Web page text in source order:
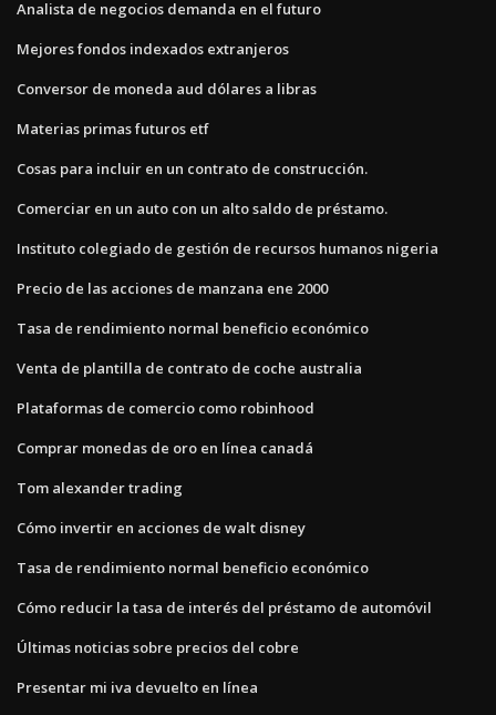
Analista de negocios demanda en el futuro
Mejores fondos indexados extranjeros
Conversor de moneda aud dólares a libras
Materias primas futuros etf
Cosas para incluir en un contrato de construcción.
Comerciar en un auto con un alto saldo de préstamo.
Instituto colegiado de gestión de recursos humanos nigeria
Precio de las acciones de manzana ene 2000
Tasa de rendimiento normal beneficio económico
Venta de plantilla de contrato de coche australia
Plataformas de comercio como robinhood
Comprar monedas de oro en línea canadá
Tom alexander trading
Cómo invertir en acciones de walt disney
Tasa de rendimiento normal beneficio económico
Cómo reducir la tasa de interés del préstamo de automóvil
Últimas noticias sobre precios del cobre
Presentar mi iva devuelto en línea